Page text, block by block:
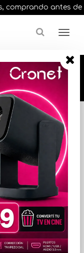
antes de
artículos,
envíos en el
ORDENAR